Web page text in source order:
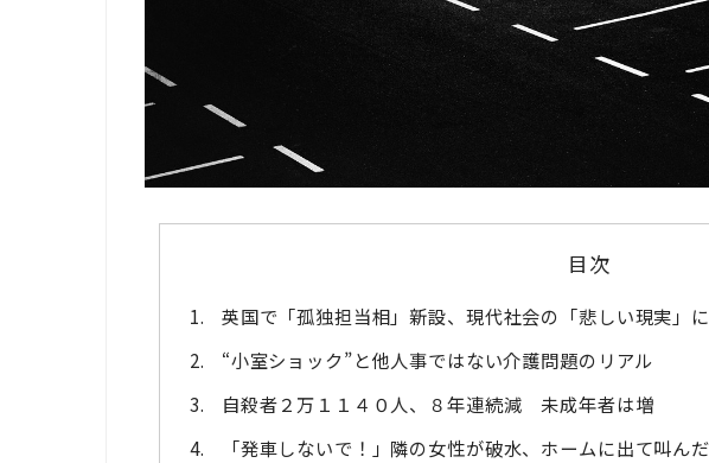
目次
英国で「孤独担当相」新設、現代社会の「悲しい現実」
“小室ショック”と他人事ではない介護問題のリアル
自殺者２万１１４０人、８年連続減 未成年者は増
「発車しないで！」隣の女性が破水、ホームに出て叫んだ